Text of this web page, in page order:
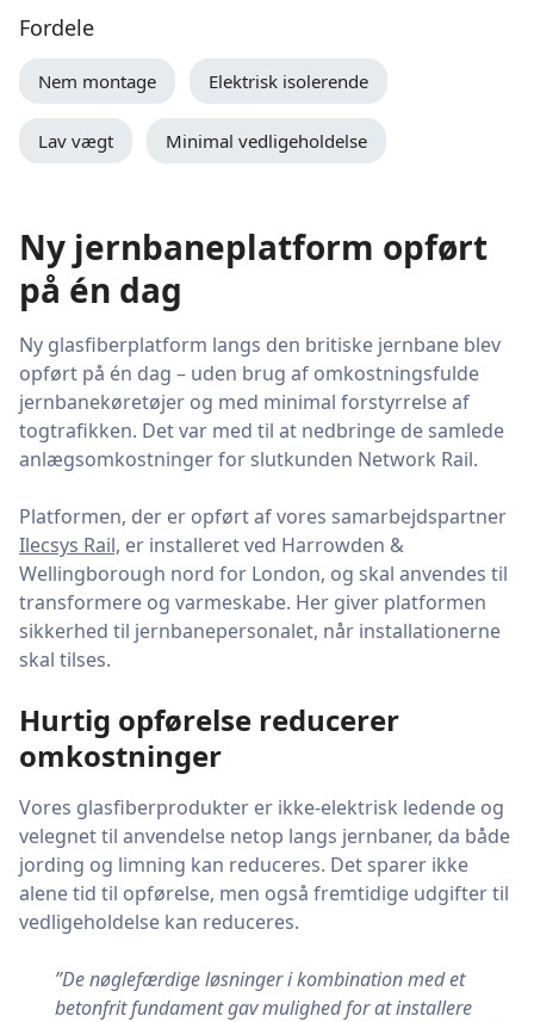
Fordele
Nem montage Elektrisk isolerende
Lav vægt Minimal vedligeholdelse
Ny jernbaneplatform opført
på én dag
Ny glasfiberplatform langs den britiske jernbane blev
opført på én dag – uden brug af omkostningsfulde
jernbanekøretøjer og med minimal forstyrrelse af
togtrafikken. Det var med til at nedbringe de samlede
anlægsomkostninger for slutkunden Network Rail.
Platformen, der er opført af vores samarbejdspartner
Ilecsys Rail, er installeret ved Harrowden &
Wellingborough nord for London, og skal anvendes til
transformere og varmeskabe. Her giver platformen
sikkerhed til jernbanepersonalet, når installationerne
skal tilses.
Hurtig opførelse reducerer
omkostninger
Vores glasfiberprodukter er ikke-elektrisk ledende og
velegnet til anvendelse netop langs jernbaner, da både
jording og limning kan reduceres. Det sparer ikke
alene tid til opførelse, men også fremtidige udgifter til
vedligeholdelse kan reduceres.
”De nøglefærdige løsninger i kombination med et
betonfrit fundament gav mulighed for at installere